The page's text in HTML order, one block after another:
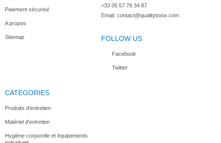
Paiement sécurisé
A propos
Sitemap
+33 05 57 78 34 87
Email: contact@qualityboox.com
FOLLOW US
Facebook
Twitter
CATEGORIES
Produits d'entretien
Matériel d'entretien
Hygiène corporelle et équipements